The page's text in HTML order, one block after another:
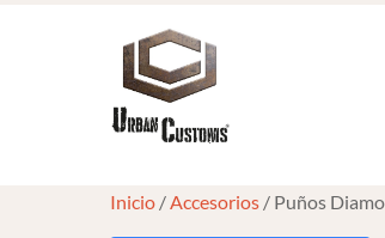
Inicio /Accesorios / Puños